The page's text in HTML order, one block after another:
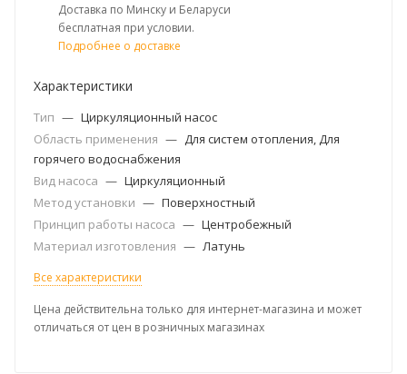
Доставка по Минску и Беларуси
бесплатная при условии.
Подробнее о доставке
Характеристики
Тип — Циркуляционный насос
Область применения — Для систем отопления, Для
горячего водоснабжения
Вид насоса — Циркуляционный
Метод установки — Поверхностный
Принцип работы насоса — Центробежный
Материал изготовления — Латунь
Все характеристики
Цена действительна только для интернет-магазина и может
отличаться от цен в розничных магазинах